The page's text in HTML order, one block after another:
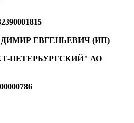
ЕВГЕНЬЕВИЧ (ИП)
ПЕТЕРБУРГСКИЙ" АО